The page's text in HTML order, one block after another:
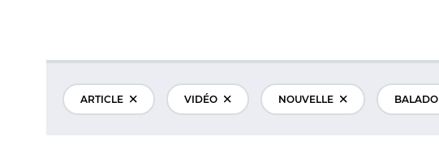
ARTICLE VIDÉO NOUVELLE BALADO